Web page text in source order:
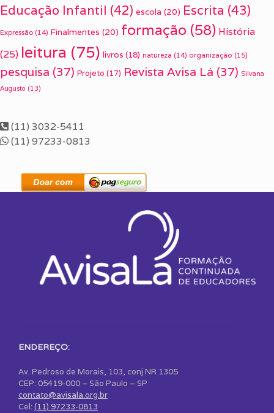
Educação Infantil (42) escola (20) Escrita (43)
Expressão (14) Finalmentes (20) formação (58) História
(25) leitura (75) livros (18) natureza (14) organização (15)
pesquisa (37) Projeto (17) Revista Avisa Lá (37) Silvana
Augusto (13)
(11) 3032-5411
(11) 97233-0813
ENDEREÇO:
Av. Pedroso de Morais, 103, conj NR 1305
CEP: 05419-000 – São Paulo – SP
contato@avisala.org.br
Cel: (11) 97233-0813